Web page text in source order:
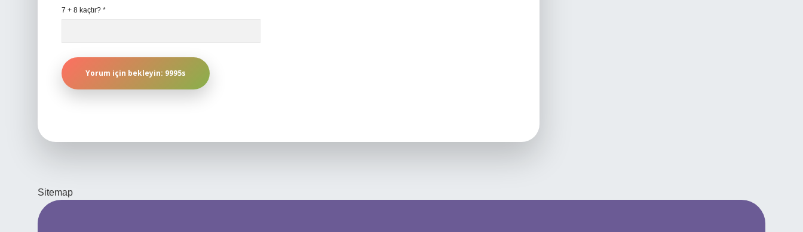
7 + 8 kaçtır? *
Sitemap